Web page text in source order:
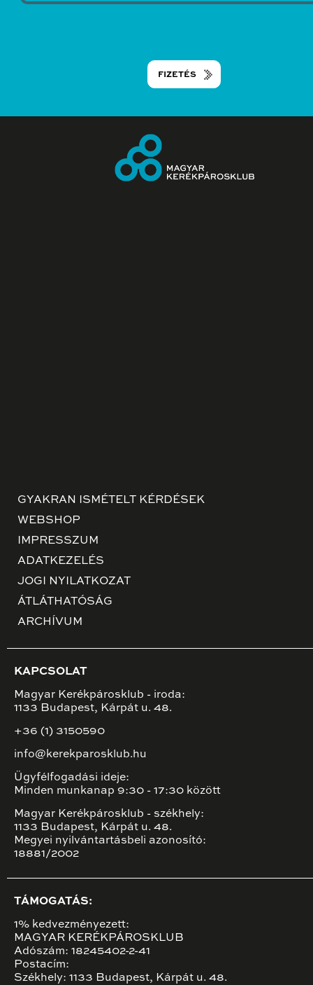
FIZETÉS
GYAKRAN ISMÉTELT KÉRDÉSEK
WEBSHOP
IMPRESSZUM
ADATKEZELÉS
JOGI NYILATKOZAT
ÁTLÁTHATÓSÁG
ARCHÍVUM
KAPCSOLAT
Magyar Kerékpárosklub - iroda:
1133 Budapest, Kárpát u. 48.
+36 (1) 3150590
info@kerekparosklub.hu
Ügyfélfogadási ideje:
Minden munkanap 9:30 - 17:30 között
Magyar Kerékpárosklub - székhely:
1133 Budapest, Kárpát u. 48.
Megyei nyilvántartásbeli azonosító:
18881/2002
TÁMOGATÁS:
1% kedvezményezett:
MAGYAR KERÉKPÁROSKLUB
Adószám: 18245402-2-41
Postacím:
Székhely: 1133 Budapest, Kárpát u. 48.